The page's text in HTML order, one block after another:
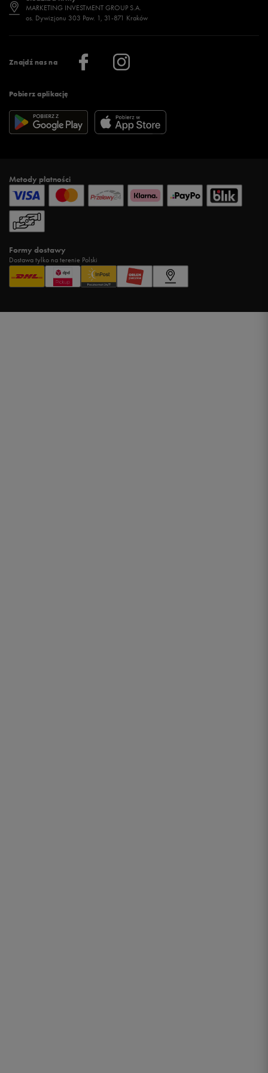
Znajdź nas na
Pobierz aplikację
Regulamin sklepu 50 style
Regulamin aplikacji 50 style
Więcej regulaminów >
Jak wybrać buty na zimę?
Więcej >
Stylizacje damskie
Sklepy stacjonarne
Klub 50 style
Praca
Informacje o firmie
MARKETING INVESTMENT GROUP S.A.
os. Dywizjonu 303 Paw. 1, 31-871 Kraków
Metody płatności
Formy dostawy
Dostawa tylko na terenie Polski